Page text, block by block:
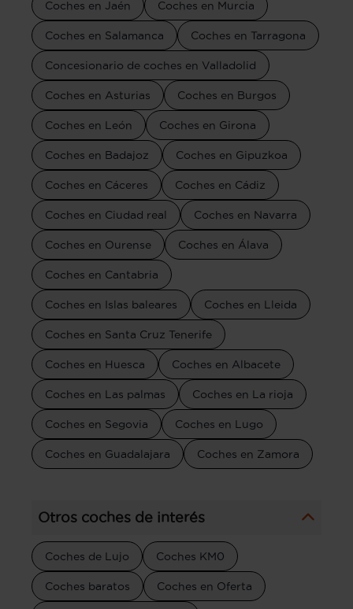
Coches en Jaén Coches en Murcia
Coches en Salamanca Coches en Tarragona
Concesionario de coches en Valladolid
Coches en Asturias Coches en Burgos
Coches en León Coches en Girona
Coches en Badajoz Coches en Gipuzkoa
Coches en Cáceres Coches en Cádiz
Coches en Ciudad real Coches en Navarra
Coches en Ourense Coches en Álava
Coches en Cantabria
Coches en Islas baleares Coches en Lleida
Coches en Santa Cruz Tenerife
Coches en Huesca Coches en Albacete
Coches en Las palmas Coches en La rioja
Coches en Segovia Coches en Lugo
Coches en Guadalajara Coches en Zamora
Otros coches de interés
Coches de Lujo Coches KM0
Coches baratos Coches en Oferta